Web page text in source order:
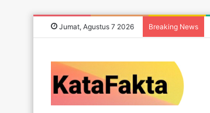
Jumat, Agustus 7 2026 Breaking News